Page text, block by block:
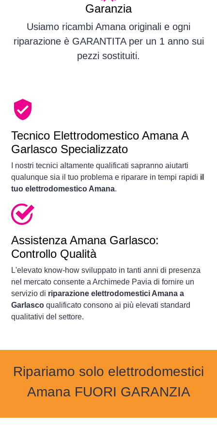
Garanzia
Usiamo ricambi Amana originali e ogni
riparazione è GARANTITA per un 1 anno sui
pezzi sostituiti.
Tecnico Elettrodomestico Amana A
Garlasco Specializzato
I nostri tecnici altamente qualificati sapranno aiutarti
qualunque sia il tuo problema e riparare in tempi rapidi il
tuo elettrodomestico Amana.
Assistenza Amana Garlasco:
Controllo Qualità
L'elevato know-how sviluppato in tanti anni di presenza
nel mercato consente a Archimede Pavia di fornire un
servizio di riparazione elettrodomestici Amana a
Garlasco qualificato consono ai più elevati standard
qualitativi del settore.
Ripariamo solo elettrodomestici
Amana FUORI GARANZIA